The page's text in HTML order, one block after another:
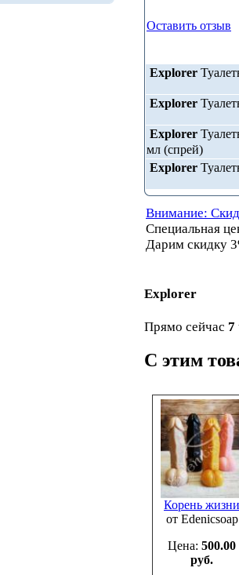
Оставить отзыв
Explorer
Explorer
Explorer
мл (спрей)
Explorer
Внимание:
Специальная
Дарим скидку
Explorer
Прямо сейчас 7
С этим
Корень жизни
от Edenicsoap
Цена: 500.00
руб.